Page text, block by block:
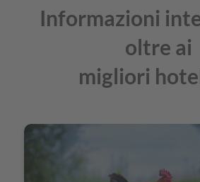
Informazioni
oltre ai
migliori